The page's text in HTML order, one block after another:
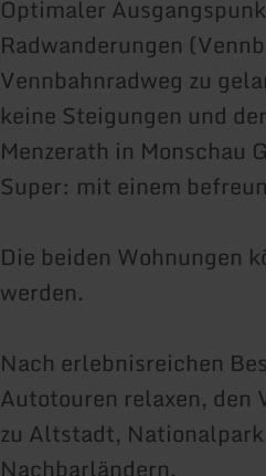
Optimaler
Radwanderungen
Vennbahnradweg zu
keine Steigungen und
Menzerath in Monschau
Super: mit einem
Die beiden Wohnungen
werden.
Nach erlebnisreichen
Autotouren relaxen, den
zu Altstadt,